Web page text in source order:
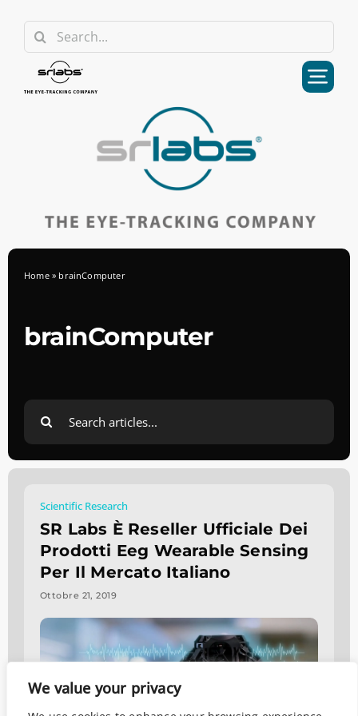
We value your privacy
content
Search
for:
brainComputer
Home» brainComputer
Search
for:
Scientific Research
SR Labs È Reseller Ufficiale Dei
Prodotti Eeg Wearable Sensing
Per Il Mercato Italiano
Ottobre 21, 2019